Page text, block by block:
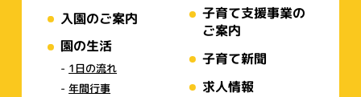
入園のご案内
園の生活
1日の流れ
年間行事
子育て支援事業の
ご案内
子育て新聞
求人情報